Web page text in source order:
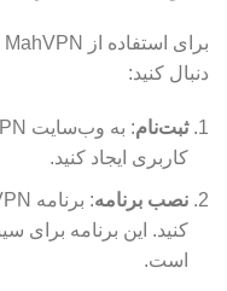
دنبال کنید:
ثبت‌نام
کاربری ایجاد کنید.
نصب برنامه
کنید. این برنامه
است.